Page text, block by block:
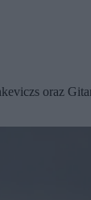
oraz